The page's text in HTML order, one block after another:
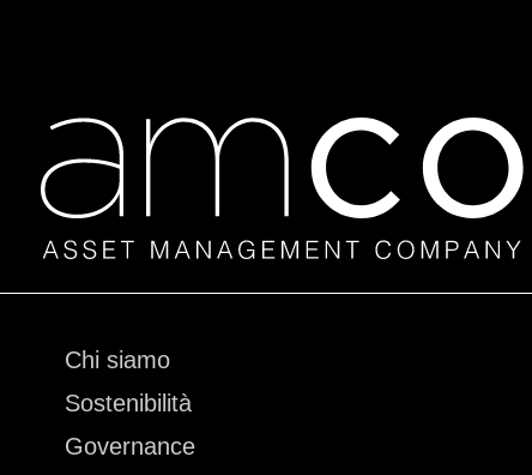
contenuto
Chi siamo
Sostenibilità
Governance